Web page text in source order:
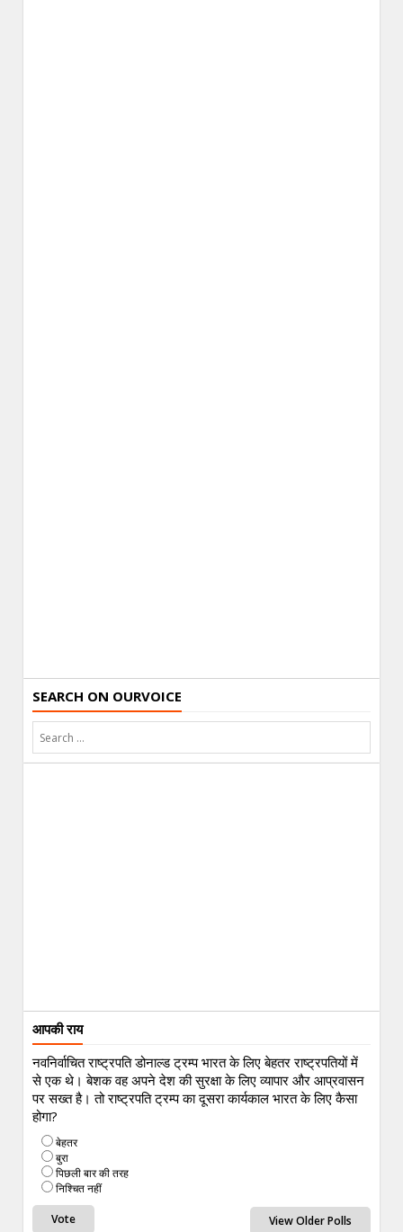
SEARCH ON OURVOICE
आपकी राय
नवनिर्वाचित राष्ट्रपति डोनाल्ड ट्रम्प भारत के लिए बेहतर राष्ट्रपतियों में
से एक थे। बेशक वह अपने देश की सुरक्षा के लिए व्यापार और आप्रवासन
पर सख्त है। तो राष्ट्रपति ट्रम्प का दूसरा कार्यकाल भारत के लिए कैसा
होगा?
बेहतर
बुरा
पिछली बार की तरह
निश्चित नहीं
View Older Polls